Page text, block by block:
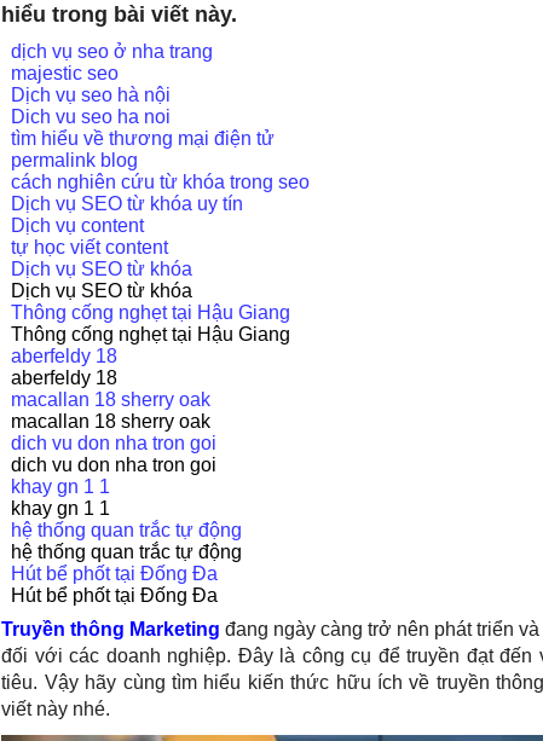
hiểu trong bài viết này.
dịch vụ seo ở nha trang
majestic seo
Dịch vụ seo hà nội
Dich vu seo ha noi
tìm hiểu về thương mại điện tử
permalink blog
cách nghiên cứu từ khóa trong seo
Dịch vụ SEO từ khóa uy tín
Dịch vụ content
tự học viết content
Dịch vụ SEO từ khóa
Dịch vụ SEO từ khóa
Thông cống nghẹt tại Hậu Giang
Thông cống nghẹt tại Hậu Giang
aberfeldy 18
aberfeldy 18
macallan 18 sherry oak
macallan 18 sherry oak
dich vu don nha tron goi
dich vu don nha tron goi
khay gn 1 1
khay gn 1 1
hệ thống quan trắc tự động
hệ thống quan trắc tự động
Hút bể phốt tại Đống Đa
Hút bể phốt tại Đống Đa
Truyền thông Marketing đang ngày càng trở nên phát triển
đối với các doanh nghiệp. Đây là công cụ để truyền đạt đến
tiêu. Vậy hãy cùng tìm hiểu kiến thức hữu ích về truyền
viết này nhé.